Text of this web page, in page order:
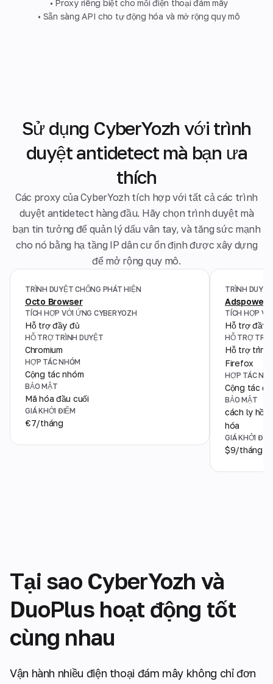
• Proxy riêng biệt cho mỗi điện thoại đám mây
• Sẵn sàng API cho tự động hóa và mở rộng quy mô
Sử dụng CyberYozh với trình
duyệt antidetect mà bạn ưa
thích
Các proxy của CyberYozh tích hợp với tất cả các trình
duyệt antidetect hàng đầu. Hãy chọn trình duyệt mà
bạn tin tưởng để quản lý dấu vân tay, và tăng sức mạnh
cho nó bằng hạ tầng IP dân cư ổn định được xây dựng
để mở rộng quy mô.
TRÌNH DUYỆT CHỐNG PHÁT HIỆN
Octo Browser
TÍCH HỢP VỚI ỨNG CYBERYOZH
Hỗ trợ đầy đủ
HỖ TRỢ TRÌNH DUYỆT
Chromium
HỢP TÁC NHÓM
Cộng tác nhóm
BẢO MẬT
Mã hóa đầu cuối
GIÁ KHỞI ĐIỂM
€7/tháng
TRÌNH
Adspower
TÍCH HỢP
Hỗ trợ đầy
HỖ TRỢ
Hỗ trợ trình
Firefox
HỢP TÁC
Cộng tác
BẢO MẬT
cách ly hồ
hóa
GIÁ KHỞI
$9/tháng
Tại sao CyberYozh và
DuoPlus hoạt động tốt
cùng nhau
Vận hành nhiều điện thoại đám mây không chỉ đơn